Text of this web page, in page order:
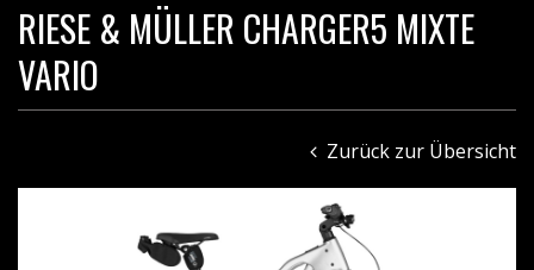
RIESE & MÜLLER CHARGER5 MIXTE
VARIO
Zurück zur Übersicht